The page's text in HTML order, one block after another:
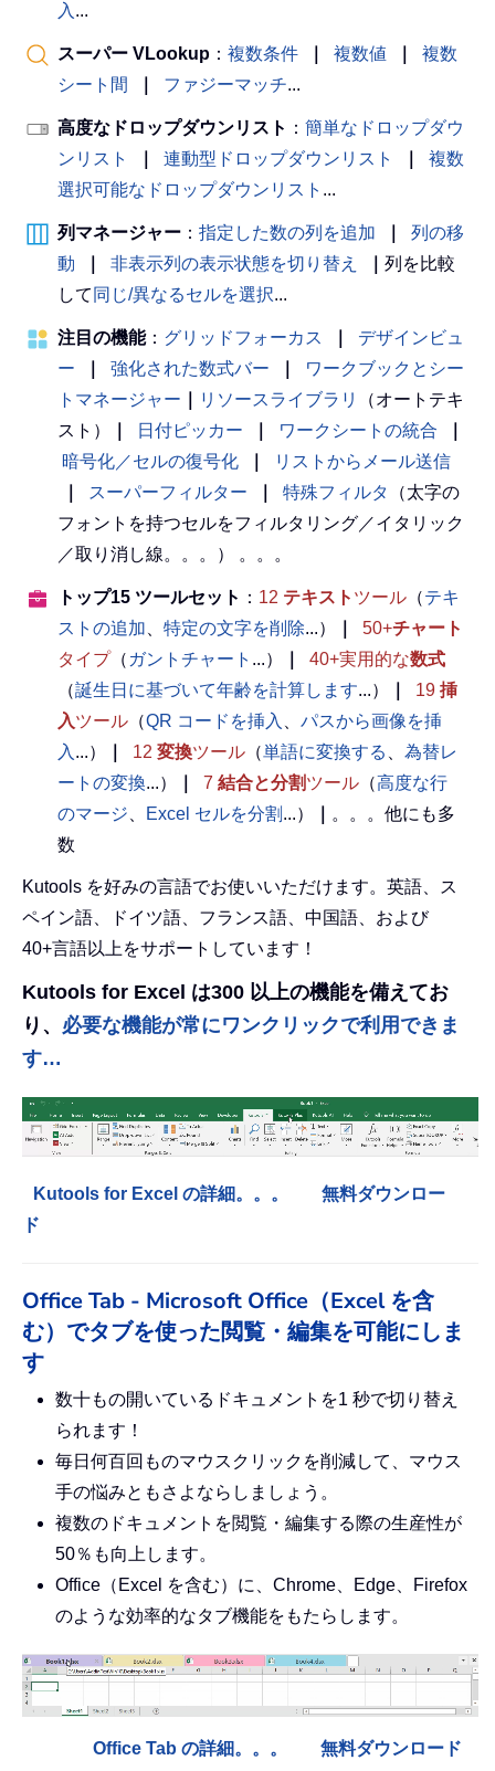
入 ...
スーパー VLookup ： 複数条件 複数値
複数
シート間
ファジーマッチ...
高度なドロップダウンリスト ： 簡単なドロップダウ
ンリスト
連動型ドロップダウンリスト
複数
選択可能なドロップダウンリスト ...
列マネージャー ： 指定した数の列を追加
列の移
動
非表示列の表示状態を切り替え
列を比較
して 同じ/異なるセルを選択...
注目の機能： グリッドフォーカス
デザインビュ
ー
強化された数式バー
ワークブックとシー
トマネージャー
リソースライブラリ
（オートテキ
スト）
日付ピッカー ワークシートの統合
暗号化／セルの復号化
リストからメール送信
スーパーフィルター 特殊フィルタ
（太字の
フォントを持つセルをフィルタリング／イタリック
／取り消し線。。。） 。。。
トップ15 ツールセット ： 12 テキスト ツール （テキ
ストの追加
特定の文字を削除...） 50+チャート
タイプ（ ガントチャート ...） 40+実用的な数式
（誕生日に基づいて年齢を計算します...） 19 挿
入ツール （QR コードを挿入
パスから画像を挿
入 ...） 12 変換ツール （単語に変換する
為替レ
ートの変換...） 7 結合と分割ツール （高度な行
のマージ
Excel セルを分割 ...）
。。。他にも多
数
Kutools を好みの言語でお使いいただけます。英語、ス
ペイン語、ドイツ語、フランス語、中国語、および
40+言語以上をサポートしています！
Kutools for Excel は300 以上の機能を備えてお
り、 必要な機能が常にワンクリックで利用できま
す…
Kutools for Excel の詳細。。。
無料ダウンロー
ド
Office Tab - Microsoft Office（Excel を含
む）でタブを使った閲覧・編集を可能にしま
す
数十もの開いているドキュメントを1 秒で切り替え
られます！
毎日何百回ものマウスクリックを削減して、マウス
手の悩みともさよならしましょう。
複数のドキュメントを閲覧・編集する際の生産性が
50％も向上します。
Office（Excel を含む）に、Chrome、Edge、Firefox
のような効率的なタブ機能をもたらします。
Office Tab の詳細。。。 無料ダウンロード